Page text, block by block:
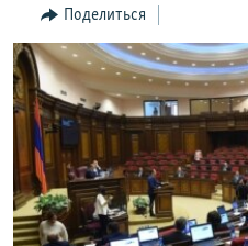
Перейти
поиску
РЕГИОН
НАГОРНЫЙ КАРАБАХ
КУЛЬТУРА
СПОРТ
АРХИВ
Հայերեն
Поделиться